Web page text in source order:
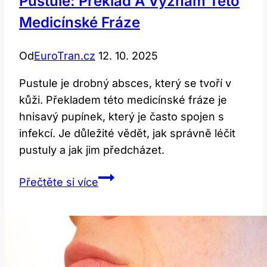
může
znamenat?
Medicínské Fráze
OdEuroTran.cz 12. 10. 2025
Pustule je drobný absces, který se tvoří v
kůži. Překladem této medicínské fráze je
hnisavý pupínek, který je často spojen s
infekcí. Je důležité vědět, jak správně léčit
pustuly a jak jim předcházet.
Přečtěte si vícePustule:
Této
Medicínské